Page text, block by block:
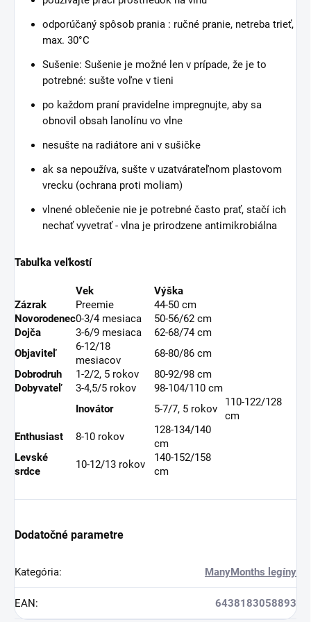
odporúčaný spôsob prania : ručné pranie, netreba trieť,
max. 30°C
Sušenie: Sušenie je možné len v prípade, že je to
potrebné: sušte voľne v tieni
po každom praní pravidelne impregnujte, aby sa
obnovil obsah lanolínu vo vlne
nesušte na radiátore ani v sušičke
ak sa nepoužíva, sušte v uzatvárateľnom plastovom
vrecku (ochrana proti moliam)
vlnené oblečenie nie je potrebné často prať, stačí ich
nechať vyvetrať - vlna je prirodzene antimikrobiálna
Tabuľka veľkostí
Vek
Výška
Zázrak
Preemie
44-50 cm
Novorodenec0-3/4 mesiaca
50-56/62 cm
Dojča
3-6/9 mesiaca
62-68/74 cm
Objaviteľ
6-12/18
mesiacov
68-80/86 cm
Dobrodruh
1-2/2, 5 rokov
80-92/98 cm
Dobyvateľ
3-4,5/5 rokov
98-104/110 cm
Inovátor
5-7/7, 5 rokov
110-122/128
cm
Enthusiast
8-10 rokov
128-134/140
cm
Levské
srdce
10-12/13 rokov
140-152/158
cm
Dodatočné parametre
Kategória: ManyMonths legíny
EAN: 6438183058893